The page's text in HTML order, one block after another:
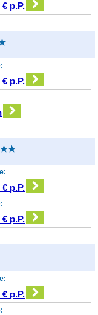
€ p.P.
€ p.P.
€ p.P.
€ p.P.
€ p.P.